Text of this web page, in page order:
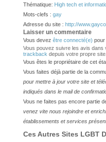
Thématique: High tech et
Mots-clefs : gay
Adresse du site : http://
Laisser un commentaire
Vous devez être connecté(e) pour
Vous pouvez suivre les avis dans
trackback depuis votre propre site.
Vous êtes le propriétaire de cet
Vous faites déjà partie de la
pour mettre à jour votre site et
indiqués dans le mail de
Vous ne faites pas encore partie
venez vite nous rejoindre et
établissements et services
Ces Autres Sites LGBT